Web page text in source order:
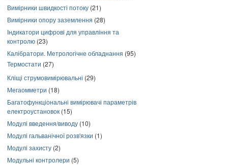
Вимірники швидкості потоку (21)
Вимірники опору заземлення (28)
Індикатори цифрові для управління та
контролю (23)
Калібратори. Метрологічне обладнання (95)
Термостати (27)
Кліщі струмовимірювальні (29)
Мегаомметри (18)
Багатофункціональні вимірювачі параметрів
електроустановок (15)
Модулі введення/виводу (10)
Модулі гальванічної розв'язки (1)
Модулі захисту (2)
Модульні контролери (5)